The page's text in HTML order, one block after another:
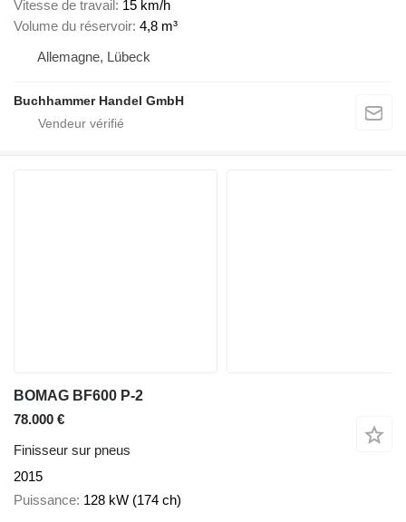
Vitesse de travail
15 km/h
Volume du réservoir 4,8 m³
Allemagne, Lübeck
Buchhammer Handel GmbH
BOMAG BF600 P-2
78.000 €
Finisseur sur pneus
2015
Puissance 128 kW (174 ch)